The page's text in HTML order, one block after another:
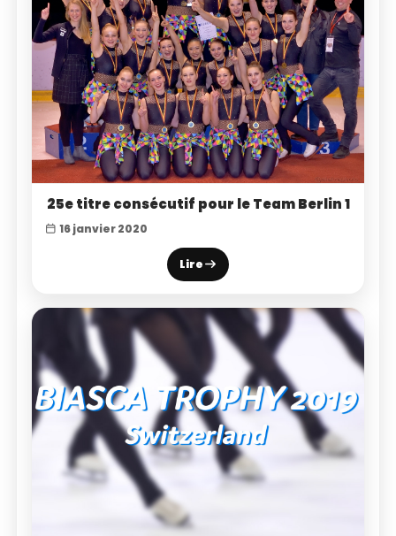
25e titre consécutif pour le Team Berlin 1
16 janvier 2020
Lire